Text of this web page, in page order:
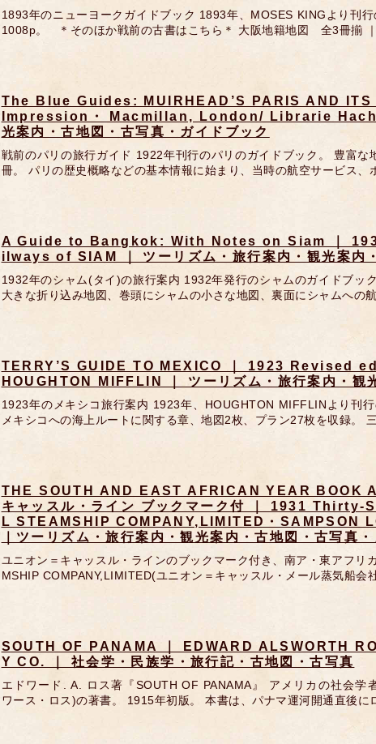
1893年のニューヨークガイドブック 1893年、MOSES KINGより刊
1008p。 ＊そのほか戦前の古書はこちら＊ 大阪地籍地図 全3冊揃
The Blue Guides: MUIRHEAD’S PARIS AND
Impression・ Macmillan, London/ Librarie
光案内・古地図・古写真・ガイドブック
戦前のパリの旅行ガイド 1922年刊行のパリのガイドブック。 豊富
冊。 パリの歴史概略などの基本情報に始まり、当時の航空サービス
A Guide to Bangkok: With Notes on Siam ｜
ilways of SIAM ｜ ツーリズム・旅行案内・観光案内
1932年のシャム(タイ)の旅行案内 1932年発行のシャムのガイドブッ
大きな折り込み地図、巻頭にシャムの小さな地図、裏面にシャムへの
TERRY’S GUIDE TO MEXICO ｜ 1923 Revised
HOUGHTON MIFFLIN ｜ ツーリズム・旅行案内・観
1923年のメキシコ旅行案内 1923年、HOUGHTON MIFFLINより刊
メキシコへの海上ルートに関する章、地図2枚、プラン27枚を収録。
THE SOUTH AND EAST AFRICAN YEAR BOOK
キャッスル・ライン ブックマーク付 ｜ 1931
L STEAMSHIP COMPANY,LIMITED・SAMPSON
｜ツーリズム・旅行案内・観光案内・古地図・古写真
ユニオン＝キャッスル・ラインのブックマーク付き、南ア・東アフ
MSHIP COMPANY,LIMITED(ユニオン＝キャッスル・メール蒸気船会
SOUTH OF PANAMA ｜ EDWARD ALSWORTH
Y CO. ｜ 社会学・民族学・旅行記・古地図・古写真
エドワード. A. ロス著『SOUTH OF PANAMA』 アメリカの社会学
ワース・ロス)の著書。 1915年初版。 本書は、パナマ運河開通直後に